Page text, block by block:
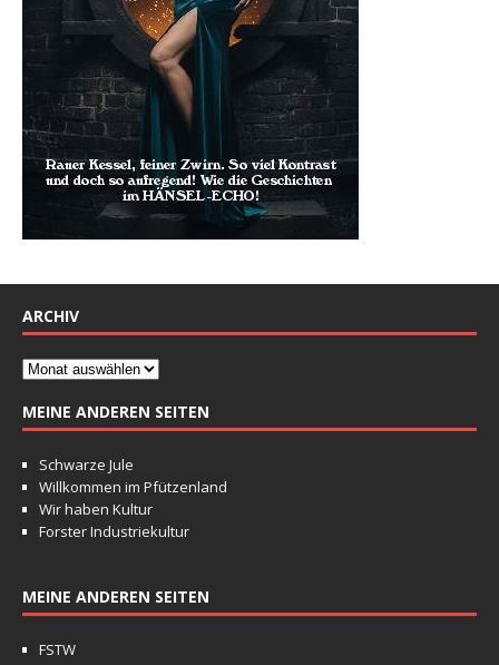
ARCHIV
MEINE ANDEREN SEITEN
Schwarze Jule
Willkommen im Pfützenland
Wir haben Kultur
Forster Industriekultur
MEINE ANDEREN SEITEN
FSTW